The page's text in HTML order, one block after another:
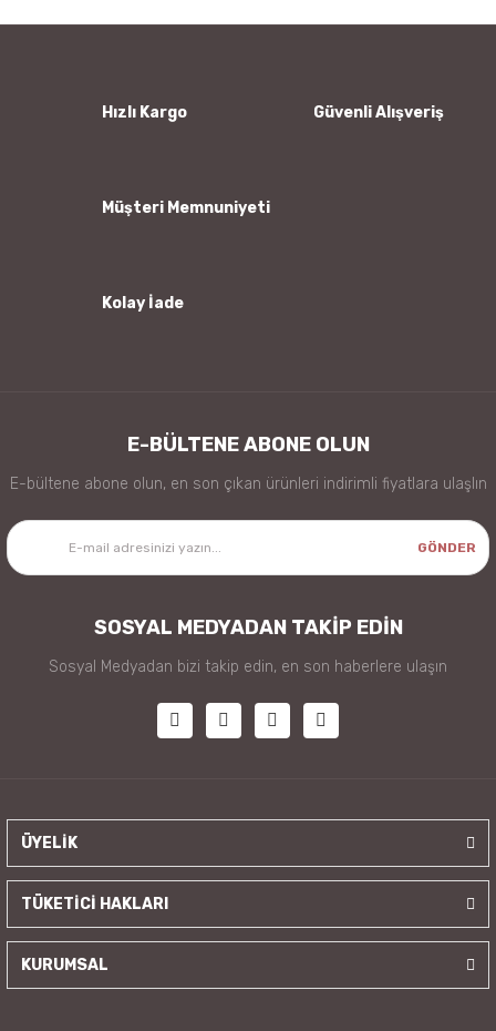
Ürün bilgilerinde hatalar bulunuyor.
Hızlı Kargo Güvenli Alışveriş
Müşteri Memnuniyeti
Kolay İade
E-BÜLTENE ABONE OLUN
E-bültene abone olun, en son çıkan ürünleri indirimli fiyatlara ulaşlın
GÖNDER
SOSYAL MEDYADAN TAKİP EDİN
Sosyal Medyadan bizi takip edin, en son haberlere ulaşın
ÜYELİK
TÜKETİCİ HAKLARI
KURUMSAL